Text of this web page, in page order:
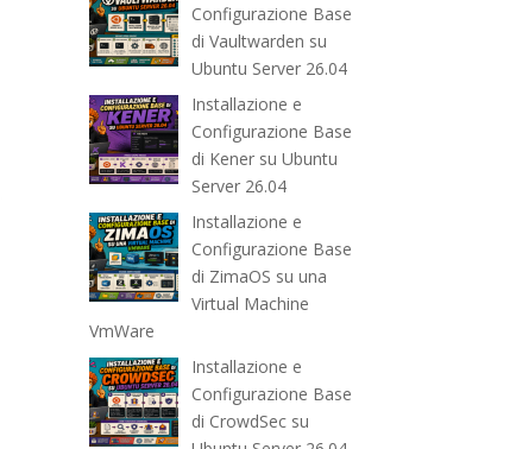
Configurazione Base
di Vaultwarden su
Ubuntu Server 26.04
Installazione e
Configurazione Base
di Kener su Ubuntu
Server 26.04
Installazione e
Configurazione Base
di ZimaOS su una
Virtual Machine
VmWare
Installazione e
Configurazione Base
di CrowdSec su